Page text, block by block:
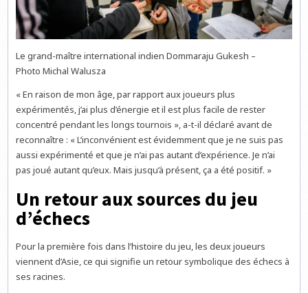
Le grand-maître international indien Dommaraju Gukesh –
Photo Michal Walusza
« En raison de mon âge, par rapport aux joueurs plus
expérimentés, j’ai plus d’énergie et il est plus facile de rester
concentré pendant les longs tournois », a-t-il déclaré avant de
reconnaître : « L’inconvénient est évidemment que je ne suis pas
aussi expérimenté et que je n’ai pas autant d’expérience. Je n’ai
pas joué autant qu’eux. Mais jusqu’à présent, ça a été positif. »
Un retour aux sources du jeu
d’échecs
Pour la première fois dans l’histoire du jeu, les deux joueurs
viennent d’Asie, ce qui signifie un retour symbolique des échecs à
ses racines.